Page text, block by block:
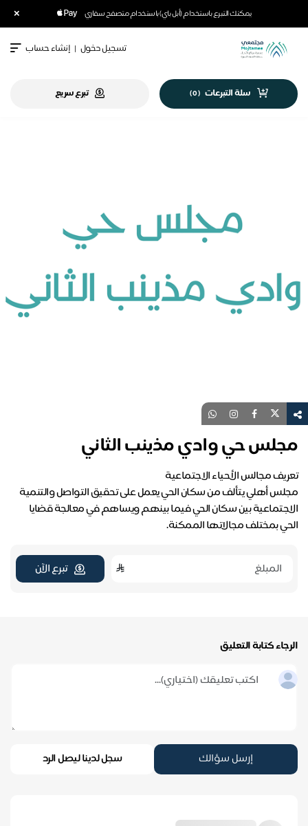
يمكنك التبرع باستخدام (أبل باي) باستخدام متصفح سفاري ×
تسجيل دخول | إنشاء حساب
سلة التبرعات (
0
) تبرع سريع
مجلس حي وادي مذينب الثاني
مجلس أهلي يتألف من سكان الحي يعمل على تحقيق التواصل والتنمية
الاجتماعية بين سكان الحي فيما بينهم ويساهم في معالجة قضايا
الحي بمختلف مجالاتها الممكنة.
تبرع الآن
الرجاء كتابة التعليق
إرسل سؤالك سجل لدينا ليصل الرد